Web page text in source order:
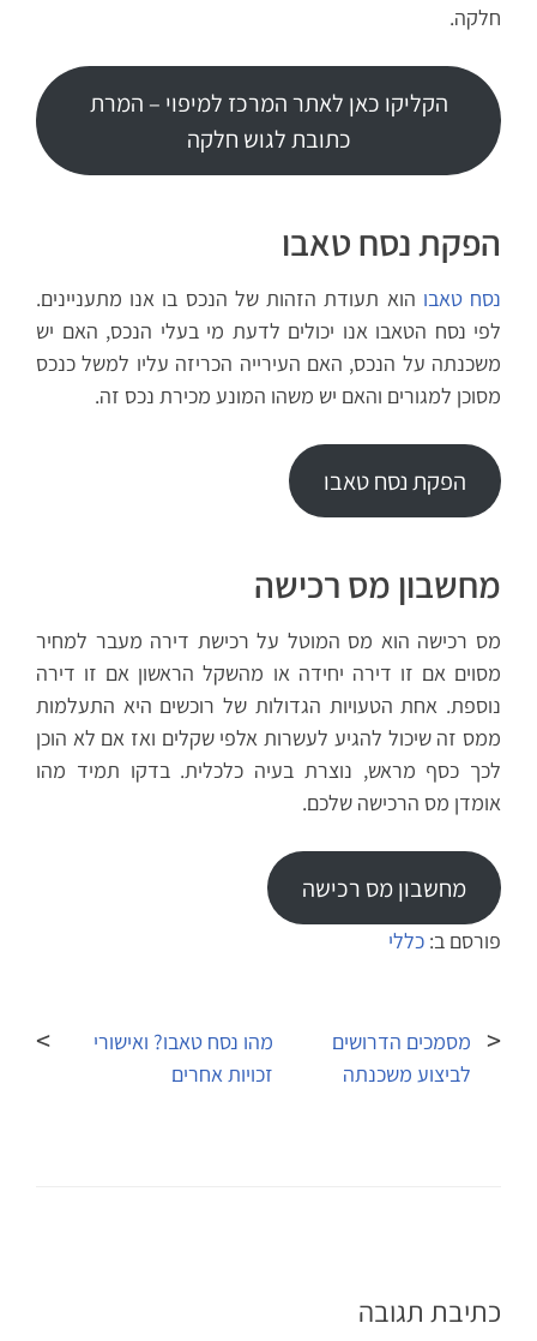
חלקה.
הקליקו כאן לאתר המרכז למיפוי – המרת
כתובת לגוש חלקה
הפקת נסח טאבו
נסח טאבו הוא תעודת הזהות של הנכס בו אנו מתעניינים.
לפי נסח הטאבו אנו יכולים לדעת מי בעלי הנכס, האם יש
משכנתה על הנכס, האם העירייה הכריזה עליו למשל כנכס
מסוכן למגורים והאם יש משהו המונע מכירת נכס זה.
הפקת נסח טאבו
מחשבון מס רכישה
מס רכישה הוא מס המוטל על רכישת דירה מעבר למחיר
מסוים אם זו דירה יחידה או מהשקל הראשון אם זו דירה
נוספת. אחת הטעויות הגדולות של רוכשים היא התעלמות
ממס זה שיכול להגיע לעשרות אלפי שקלים ואז אם לא הוכן
לכך כסף מראש, נוצרת בעיה כלכלית. בדקו תמיד מהו
אומדן מס הרכישה שלכם.
מחשבון מס רכישה
פורסם ב: כללי
מסמכים הדרושים
לביצוע משכנתה
מהו נסח טאבו? ואישורי
זכויות אחרים
כתיבת תגובה